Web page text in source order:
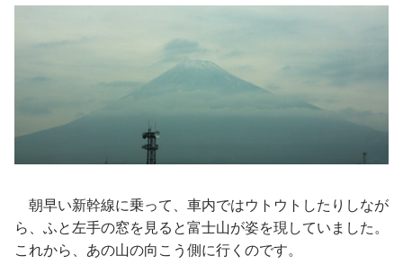
朝早い新幹線に乗って、車内ではウトウトしたりしなが
ら、ふと左手の窓を見ると富士山が姿を現していました。
これから、あの山の向こう側に行くのです。